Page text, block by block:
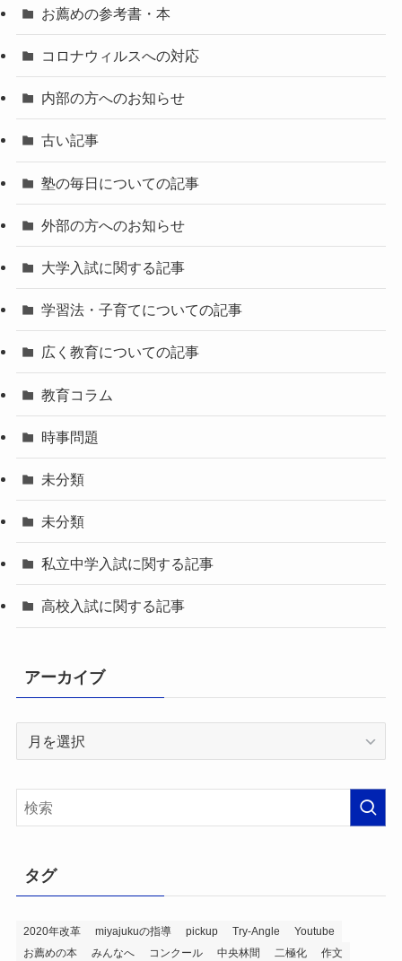
お薦めの参考書・本
コロナウィルスへの対応
内部の方へのお知らせ
古い記事
塾の毎日についての記事
外部の方へのお知らせ
大学入試に関する記事
学習法・子育てについての記事
広く教育についての記事
教育コラム
時事問題
未分類
未分類
私立中学入試に関する記事
高校入試に関する記事
アーカイブ
イ
タグ
2020年改革 miyajukuの指導 pickup Try-Angle
Youtube
お薦めの本
みんなへ コンクール 中央林間 二極化 作文